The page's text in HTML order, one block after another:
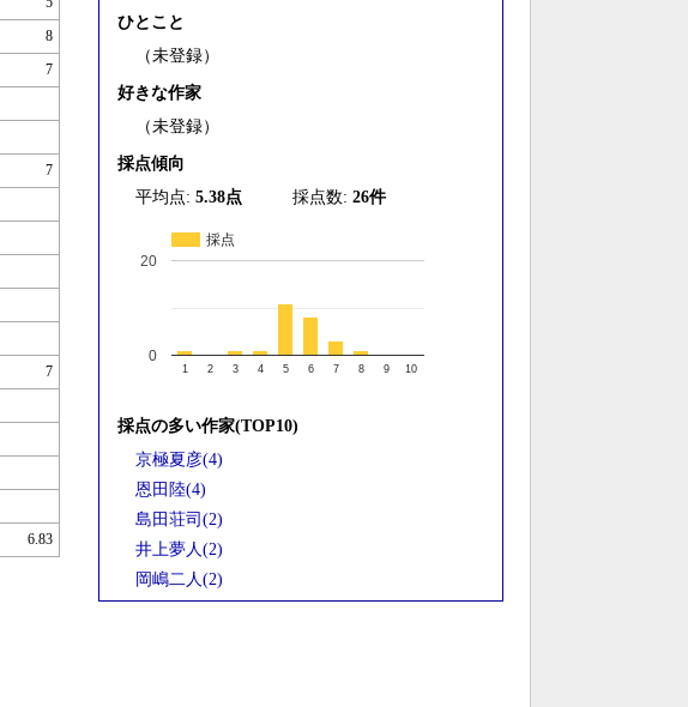
8
7
7
7
6.83
ひとこと
（未登録）
好きな作家
（未登録）
採点傾向
平均点: 5.38点 採点数: 26件
採点
1 2 3 4 5 6 7 8 9 10
0
20
採点の多い作家(TOP10)
京極夏彦(4)
恩田陸(4)
島田荘司(2)
井上夢人(2)
岡嶋二人(2)